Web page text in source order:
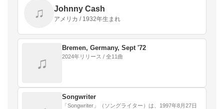
♫ Johnny Cash
アメリカ / 1932年生まれ
♫
Bremen, Germany, Sept '72
2024年リリース / 全11曲
Songwriter
「Songwriter」（ソングライター）は、1997年8月27日